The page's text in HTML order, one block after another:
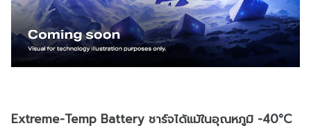
Extreme-Temp Battery ชาร์จได้แม้ในอุณหภูมิ -40°C